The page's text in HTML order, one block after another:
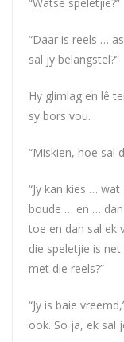
“Daar is reels …
sal jy belangstel?”
Hy glimlag en lê
sy bors vou.
“Miskien, hoe sal
“Jy kan kies …
boude … en …
toe en dan sal ek
die speletjie is
met die reels?”
“Jy is baie
ook. So ja, ek sal